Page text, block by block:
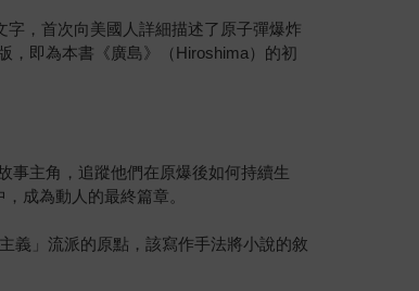
，首次向美國人詳細描述了原子彈爆炸
，即為本書《廣島》（Hiroshima）的初
事主角，追蹤他們在原爆後如何持續生
成為動人的最終篇章。
義」流派的原點，該寫作手法將小說的敘